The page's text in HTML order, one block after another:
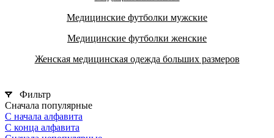
Медицинские футболки мужские
Медицинские футболки женские
Женская медицинская одежда больших размеров
Фильтр
Сначала популярные
С начала алфавита
С конца алфавита